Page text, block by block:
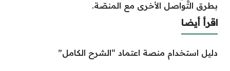
بطرق التَّواصل الأخرى مع المنصّة.
اقرأ أيضا
دليل استخدام منصة اعتماد “الشرح الكامل”